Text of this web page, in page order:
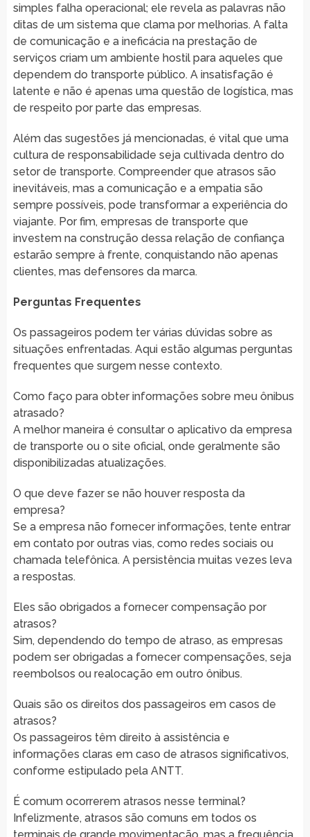
simples falha operacional; ele revela as palavras não
ditas de um sistema que clama por melhorias. A falta
de comunicação e a ineficácia na prestação de
serviços criam um ambiente hostil para aqueles que
dependem do transporte público. A insatisfação é
latente e não é apenas uma questão de logística, mas
de respeito por parte das empresas.
Além das sugestões já mencionadas, é vital que uma
cultura de responsabilidade seja cultivada dentro do
setor de transporte. Compreender que atrasos são
inevitáveis, mas a comunicação e a empatia são
sempre possíveis, pode transformar a experiência do
viajante. Por fim, empresas de transporte que
investem na construção dessa relação de confiança
estarão sempre à frente, conquistando não apenas
clientes, mas defensores da marca.
Perguntas Frequentes
Os passageiros podem ter várias dúvidas sobre as
situações enfrentadas. Aqui estão algumas perguntas
frequentes que surgem nesse contexto.
Como faço para obter informações sobre meu ônibus
atrasado?
A melhor maneira é consultar o aplicativo da empresa
de transporte ou o site oficial, onde geralmente são
disponibilizadas atualizações.
O que deve fazer se não houver resposta da
empresa?
Se a empresa não fornecer informações, tente entrar
em contato por outras vias, como redes sociais ou
chamada telefônica. A persistência muitas vezes leva
a respostas.
Eles são obrigados a fornecer compensação por
atrasos?
Sim, dependendo do tempo de atraso, as empresas
podem ser obrigadas a fornecer compensações, seja
reembolsos ou realocação em outro ônibus.
Quais são os direitos dos passageiros em casos de
atrasos?
Os passageiros têm direito à assistência e
informações claras em caso de atrasos significativos,
conforme estipulado pela ANTT.
É comum ocorrerem atrasos nesse terminal?
Infelizmente, atrasos são comuns em todos os
terminais de grande movimentação, mas a frequência